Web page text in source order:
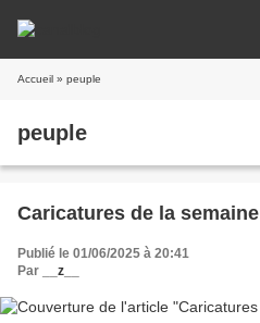
Accueil » peuple
peuple
Caricatures de la semaine
Publié le 01/06/2025 à 20:41
Par
__z__